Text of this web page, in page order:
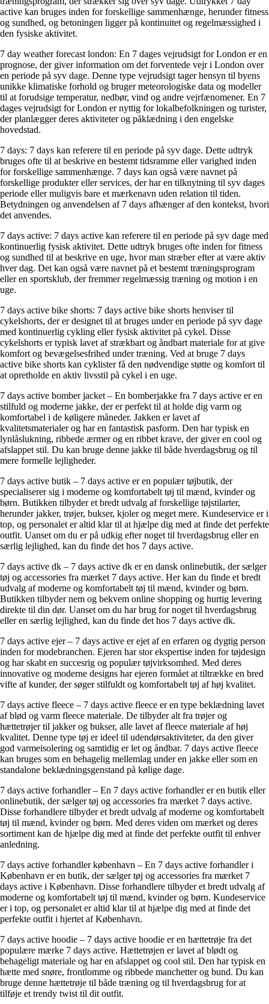
active kan bruges inden for forskellige sammenhænge, herunder fitness
og sundhed, og betoningen ligger på kontinuitet og regelmæssighed i
den fysiske aktivitet.
7 day weather forecast london: En 7 dages vejrudsigt for London er en
prognose, der giver information om det forventede vejr i London over
en periode på syv dage. Denne type vejrudsigt tager hensyn til byens
unikke klimatiske forhold og bruger meteorologiske data og modeller
til at forudsige temperatur, nedbør, vind og andre vejrfænomener. En 7
dages vejrudsigt for London er nyttig for lokalbefolkningen og turister,
der planlægger deres aktiviteter og påklædning i den engelske
hovedstad.
7 days: 7 days kan referere til en periode på syv dage. Dette udtryk
bruges ofte til at beskrive en bestemt tidsramme eller varighed inden
for forskellige sammenhænge. 7 days kan også være navnet på
forskellige produkter eller services, der har en tilknytning til syv dages
periode eller muligvis bare et mærkenavn uden relation til tiden.
Betydningen og anvendelsen af 7 days afhænger af den kontekst, hvori
det anvendes.
7 days active: 7 days active kan referere til en periode på syv dage med
kontinuerlig fysisk aktivitet. Dette udtryk bruges ofte inden for fitness
og sundhed til at beskrive en uge, hvor man stræber efter at være aktiv
hver dag. Det kan også være navnet på et bestemt træningsprogram
eller en sportsklub, der fremmer regelmæssig træning og motion i en
uge.
7 days active bike shorts: 7 days active bike shorts henviser til
cykelshorts, der er designet til at bruges under en periode på syv dage
med kontinuerlig cykling eller fysisk aktivitet på cykel. Disse
cykelshorts er typisk lavet af strækbart og åndbart materiale for at give
komfort og bevægelsesfrihed under træning. Ved at bruge 7 days
active bike shorts kan cyklister få den nødvendige støtte og komfort til
at opretholde en aktiv livsstil på cykel i en uge.
7 days active bomber jacket – En bomberjakke fra 7 days active er en
stilfuld og moderne jakke, der er perfekt til at holde dig varm og
komfortabel i de køligere måneder. Jakken er lavet af
kvalitetsmaterialer og har en fantastisk pasform. Den har typisk en
lynlåslukning, ribbede ærmer og en ribbet krave, der giver en cool og
afslappet stil. Du kan bruge denne jakke til både hverdagsbrug og til
mere formelle lejligheder.
7 days active butik – 7 days active er en populær tøjbutik, der
specialiserer sig i moderne og komfortabelt tøj til mænd, kvinder og
børn. Butikken tilbyder et bredt udvalg af forskellige tøjstilarter,
herunder jakker, trøjer, bukser, kjoler og meget mere. Kundeservice er i
top, og personalet er altid klar til at hjælpe dig med at finde det perfekte
outfit. Uanset om du er på udkig efter noget til hverdagsbrug eller en
særlig lejlighed, kan du finde det hos 7 days active.
7 days active dk – 7 days active dk er en dansk onlinebutik, der sælger
tøj og accessories fra mærket 7 days active. Her kan du finde et bredt
udvalg af moderne og komfortabelt tøj til mænd, kvinder og børn.
Butikken tilbyder nem og bekvem online shopping og hurtig levering
direkte til din dør. Uanset om du har brug for noget til hverdagsbrug
eller en særlig lejlighed, kan du finde det hos 7 days active dk.
7 days active ejer – 7 days active er ejet af en erfaren og dygtig person
inden for modebranchen. Ejeren har stor ekspertise inden for tøjdesign
og har skabt en succesrig og populær tøjvirksomhed. Med deres
innovative og moderne designs har ejeren formået at tiltrække en bred
vifte af kunder, der søger stilfuldt og komfortabelt tøj af høj kvalitet.
7 days active fleece – 7 days active fleece er en type beklædning lavet
af blød og varm fleece materiale. De tilbyder alt fra trøjer og
hættetrøjer til jakker og bukser, alle lavet af fleece materiale af høj
kvalitet. Denne type tøj er ideel til udendørsaktiviteter, da den giver
god varmeisolering og samtidig er let og åndbar. 7 days active fleece
kan bruges som en behagelig mellemlag under en jakke eller som en
standalone beklædningsgenstand på kølige dage.
7 days active forhandler – En 7 days active forhandler er en butik eller
onlinebutik, der sælger tøj og accessories fra mærket 7 days active.
Disse forhandlere tilbyder et bredt udvalg af moderne og komfortabelt
tøj til mænd, kvinder og børn. Med deres viden om mærket og deres
sortiment kan de hjælpe dig med at finde det perfekte outfit til enhver
anledning.
7 days active forhandler københavn – En 7 days active forhandler i
København er en butik, der sælger tøj og accessories fra mærket 7
days active i København. Disse forhandlere tilbyder et bredt udvalg af
moderne og komfortabelt tøj til mænd, kvinder og børn. Kundeservice
er i top, og personalet er altid klar til at hjælpe dig med at finde det
perfekte outfit i hjertet af København.
7 days active hoodie – 7 days active hoodie er en hættetrøje fra det
populære mærke 7 days active. Hættetrøjen er lavet af blødt og
behageligt materiale og har en afslappet og cool stil. Den har typisk en
hætte med snøre, frontlomme og ribbede manchetter og bund. Du kan
bruge denne hættetrøje til både træning og til hverdagsbrug for at
tilføje et trendy twist til dit outfit.